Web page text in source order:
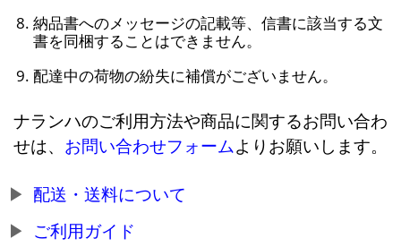
納品書へのメッセージの記載等、信書に該当する文
書を同梱することはできません。
配達中の荷物の紛失に補償がございません。
ナランハのご利用方法や商品に関するお問い合わ
せは、 お問い合わせフォームよりお願いします。
配送・送料について
ご利用ガイド